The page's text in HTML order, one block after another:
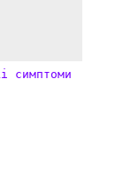
симптоми